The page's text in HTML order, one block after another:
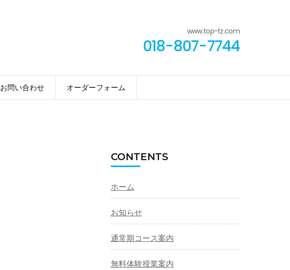
www.top-tz.com
018-807-7744
お問い合わせ オーダーフォーム
CONTENTS
ホーム
お知らせ
通常期コース案内
無料体験授業案内